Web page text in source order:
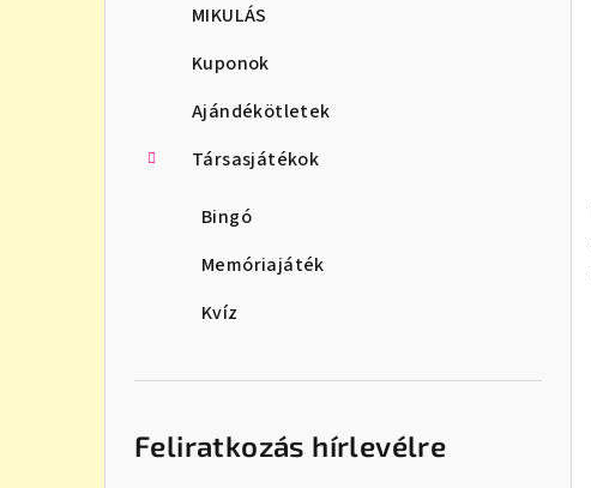
MIKULÁS
Kuponok
Ajándékötletek
Társasjátékok
Bingó
Memóriajáték
Kvíz
Feliratkozás hírlevélre